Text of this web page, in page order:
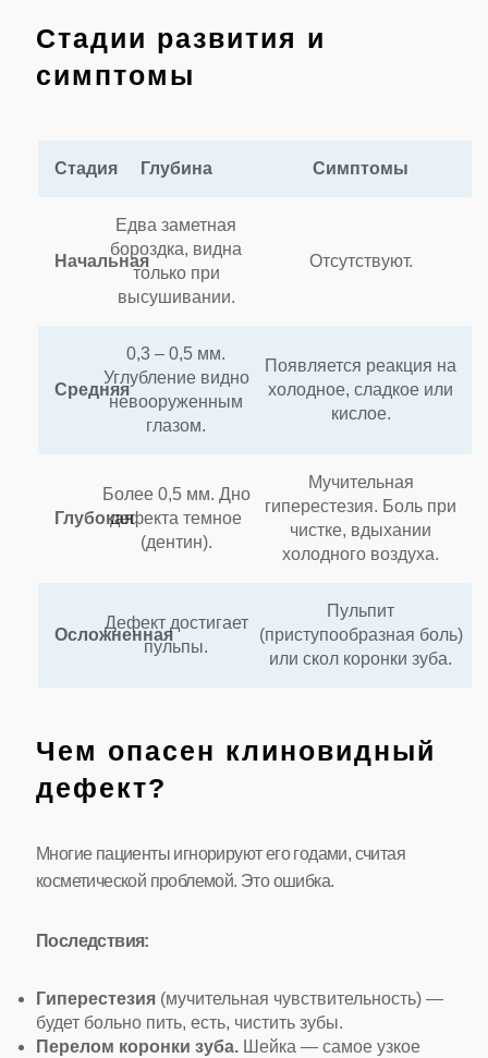
Стадии развития и
симптомы
Стадия Глубина Симптомы
Начальная
Едва заметная
бороздка, видна
только при
высушивании.
Отсутствуют.
Средняя
0,3 – 0,5 мм.
Углубление видно
невооруженным
глазом.
Появляется реакция на
холодное, сладкое или
кислое.
Глубокая
Более 0,5 мм. Дно
дефекта темное
(дентин).
Мучительная
гиперестезия. Боль при
чистке, вдыхании
холодного воздуха.
Осложненная
Дефект достигает
пульпы.
Пульпит
(приступообразная боль)
или скол коронки зуба.
Чем опасен клиновидный
дефект?
Многие пациенты игнорируют его годами, считая
косметической проблемой. Это ошибка.
Последствия:
Гиперестезия (мучительная чувствительность) —
будет больно пить, есть, чистить зубы.
Перелом коронки зуба. Шейка — самое узкое